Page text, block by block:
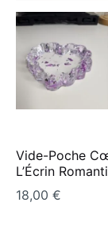
Vide-Poche
L’Écrin
18,00 €